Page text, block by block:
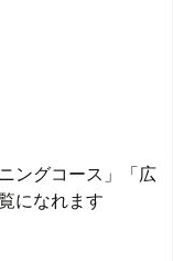
ングコース」「広
になれます